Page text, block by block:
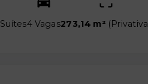
Suítes4 Vagas273,14 m² (Privativa